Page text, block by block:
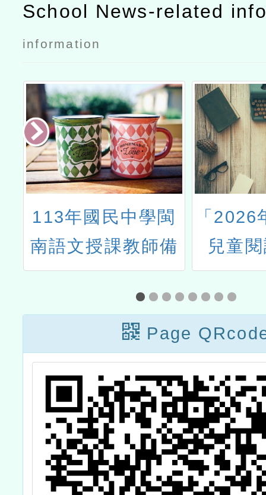
School News-related
information
113年國民中學閩
南語文授課教師備
課增能研習
「
兒童
動」
Page